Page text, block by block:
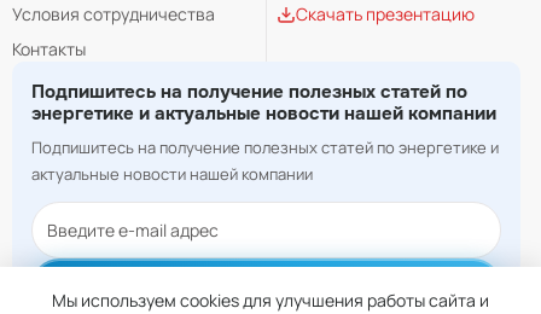
Условия сотрудничества
Контакты
Скачать презентацию
Подпишитесь на получение полезных статей по
энергетике и актуальные новости нашей компании
Подпишитесь на получение полезных статей по энергетике и
актуальные новости нашей компании
Мы используем cookies для улучшения работы сайта и